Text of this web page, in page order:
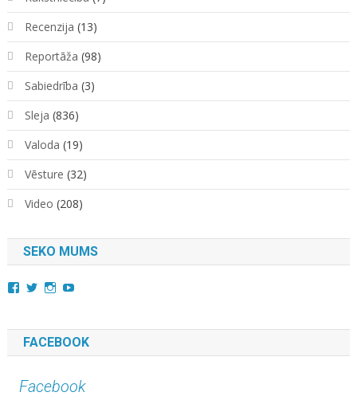
Recenzija (13)
Reportāža (98)
Sabiedrība (3)
Sleja (836)
Valoda (19)
Vēsture (32)
Video (208)
SEKO MUMS
View
Facebook
View
Twitter
View
Instagram
YouTube
FACEBOOK
Facebook